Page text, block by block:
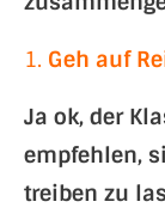
1. Geh auf
Ja ok, der
empfehlen,
treiben zu